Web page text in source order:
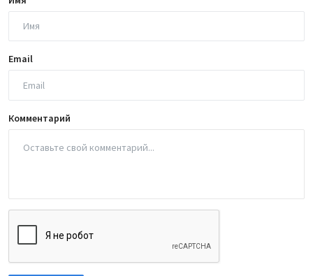
Email
Комментарий